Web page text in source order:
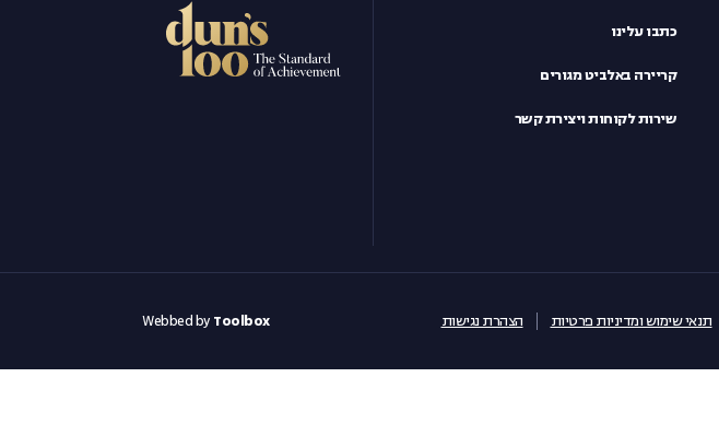
כתבו עלינו
קריירה באלביט מגורים
שירות לקוחות ויצירת קשר
תנאי שימוש ומדיניות פרטיות הצהרת נגישות Webbed by Toolbox